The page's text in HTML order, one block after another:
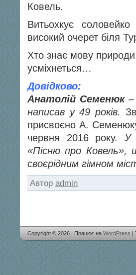
Ковель.
Витьохкує
високий очерет біля
Хто знає мову
усміхнеться…
Довідково:
Анатолій Семенюк–
написав у 49 років.
присвоєно А.
червня 2016 року. У
«Пісню про Ковель»,
своєрідним гімном
Автор admin
Copyright © 2026 | Працює на WordPress |